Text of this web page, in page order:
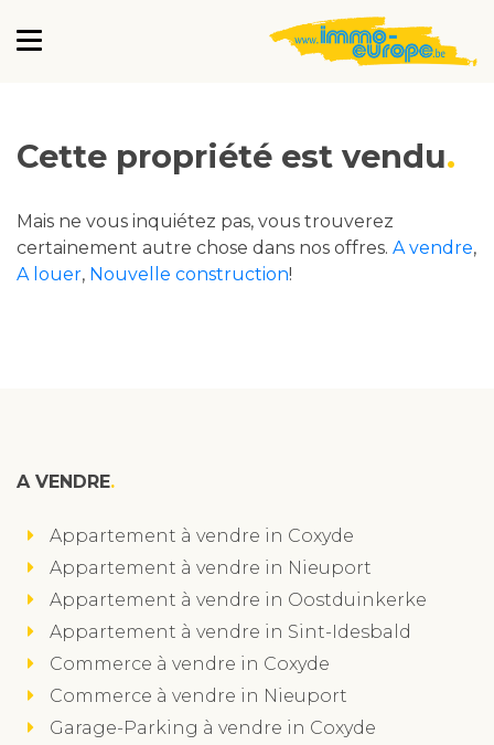
Cette propriété est vendu
Mais ne vous inquiétez pas, vous trouverez
certainement autre chose dans nos offres. A vendre,
A louer, Nouvelle construction!
A VENDRE
Appartement à vendre in Coxyde
Appartement à vendre in Nieuport
Appartement à vendre in Oostduinkerke
Appartement à vendre in Sint-Idesbald
Commerce à vendre in Coxyde
Commerce à vendre in Nieuport
Garage-Parking à vendre in Coxyde